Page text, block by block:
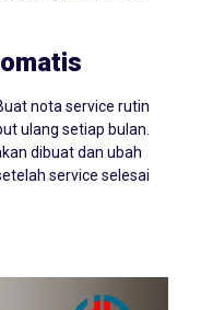
nota service rutin
ulang setiap bulan.
dibuat dan ubah
service selesai